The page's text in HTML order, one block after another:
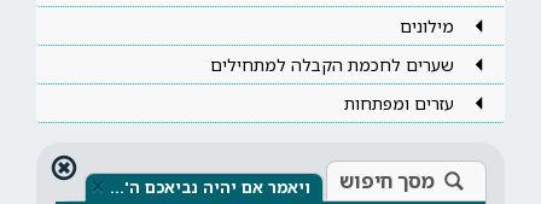
מילונים
שערים לחכמת הקבלה למתחילים
עזרים ומפתחות
מסך חיפוש ויאמר אם יהיה נביאכם ה'… ×